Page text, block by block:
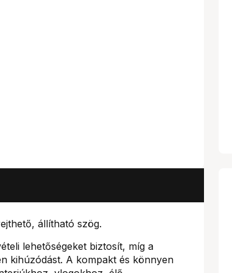
állítható szög.
lehetőségeket biztosít, míg a
kihúzódást. A kompakt és könnyen